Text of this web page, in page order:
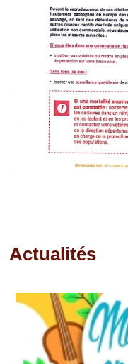
Actualités
Pages